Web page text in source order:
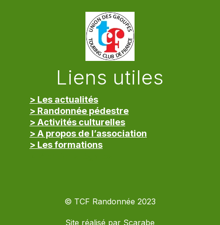
Liens utiles
> Les actualités
> Randonnée pédestre
> Activités culturelles
> A propos de l’association
> Les formations
© TCF Randonnée 2023
Site réalisé par Scarabe